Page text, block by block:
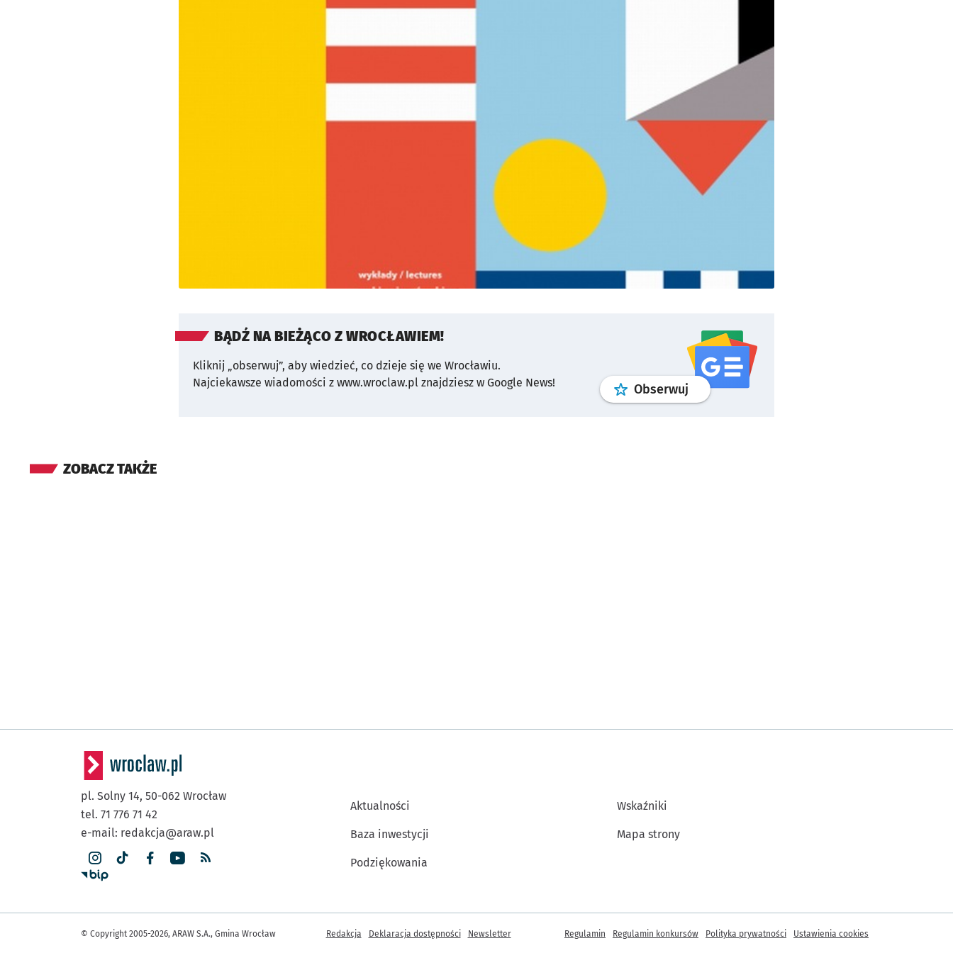
BĄDŹ NA BIEŻĄCO Z WROCŁAWIEM!
Kliknij „obserwuj”, aby wiedzieć, co dzieje się we Wrocławiu.
Najciekawsze wiadomości z www.wroclaw.pl znajdziesz w Google News!
Obserwuj profilgoogle news
ZOBACZ TAKŻE
pl. Solny 14, 50-062 Wrocław
tel. 71 776 71 42
e-mail: redakcja@araw.pl
Aktualności
Baza inwestycji
Podziękowania
Wskaźniki
Mapa strony
© Copyright 2005-2026, ARAW S.A., Gmina Wrocław Inne informacje
Redakcja Deklaracja dostępności Newsletter Regulamin Regulamin konkursów Polityka prywatności Ustawienia cookies